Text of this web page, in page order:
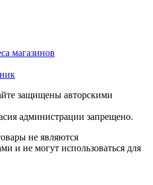
магазинов
защищены авторскими
администрации запрещено.
не являются
и не могут использоваться для